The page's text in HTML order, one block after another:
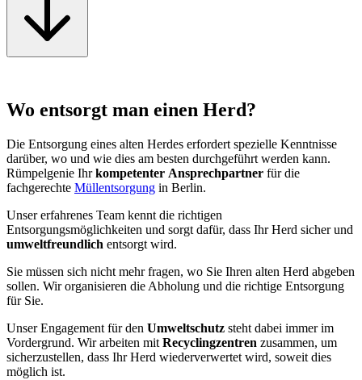
Bauschutt entsorgen: Wir übernehmen diefachgerechte
Entsorgungvon Bauschutt, egal ob es sich um
Abbruchmaterialien oder Baumaterialreste handelt.
Wo entsorgt man einen Herd?
Die Entsorgung eines alten Herdes erfordert spezielle Kenntnisse
darüber, wo und wie dies am besten durchgeführt werden kann.
Rümpelgenie Ihrkompetenter Ansprechpartner für die
fachgerechte Müllentsorgung in Berlin.
Unser erfahrenes Team kennt die richtigen
Entsorgungsmöglichkeiten und sorgt dafür, dass Ihr Herd sicher und
umweltfreundlich entsorgt wird.
Sie müssen sich nicht mehr fragen, wo Sie Ihren alten Herd abgeben
sollen. Wir organisieren die Abholung und die richtige Entsorgung
für Sie.
Unser Engagement für den Umweltschutz steht dabei immer im
Vordergrund. Wir arbeiten mit Recyclingzentren zusammen, um
sicherzustellen, dass Ihr Herd wiederverwertet wird, soweit dies
möglich ist.